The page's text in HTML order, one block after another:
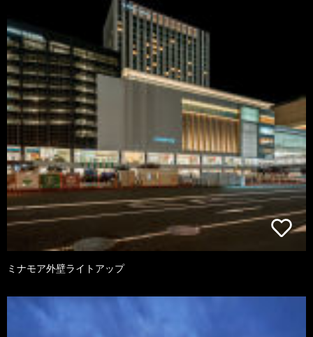
ミナモア外壁ライトアップ